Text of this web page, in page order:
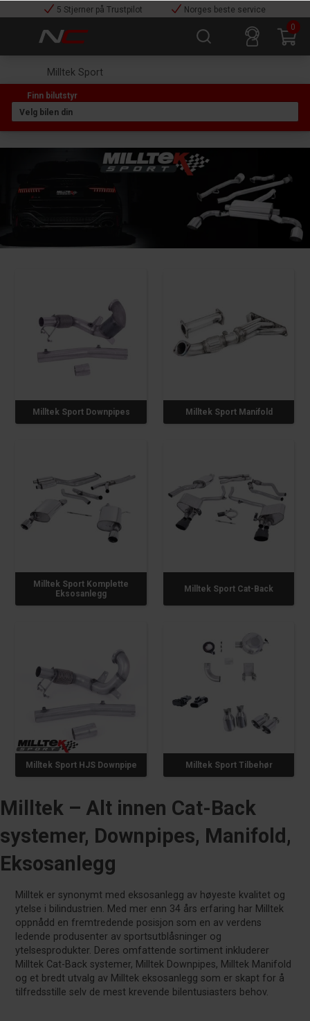
5 Stjerner på Trustpilot
Norges beste service
0
Milltek Sport
Milltek Sport Downpipes Milltek Sport Manifold
Milltek Sport Komplette
Eksosanlegg
Milltek Sport Cat-Back
Milltek Sport HJS Downpipe Milltek Sport Tilbehør
Milltek – Alt innen Cat-Back
systemer, Downpipes, Manifold,
Eksosanlegg
Milltek er synonymt med eksosanlegg av høyeste kvalitet og
ytelse i bilindustrien. Med mer enn 34 års erfaring har Milltek
oppnådd en fremtredende posisjon som en av verdens
ledende produsenter av sportsutblåsninger og
ytelsesprodukter. Deres omfattende sortiment inkluderer
Milltek Cat-Back systemer, Milltek Downpipes, Milltek Manifold
og et bredt utvalg av Milltek eksosanlegg som er skapt for å
tilfredsstille selv de mest krevende bilentusiasters behov.